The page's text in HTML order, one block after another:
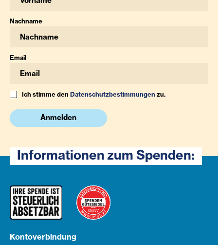
Nachname
Email
Ich stimme denDatenschutzbestimmungenzu.
Anmelden
Informationen zum Spenden:
Kontoverbindung